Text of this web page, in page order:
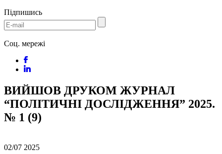
Підпишись
Соц. мережі
ВИЙШОВ ДРУКОМ ЖУРНАЛ
“ПОЛІТИЧНІ ДОСЛІДЖЕННЯ” 2025.
№ 1 (9)
02/07 2025